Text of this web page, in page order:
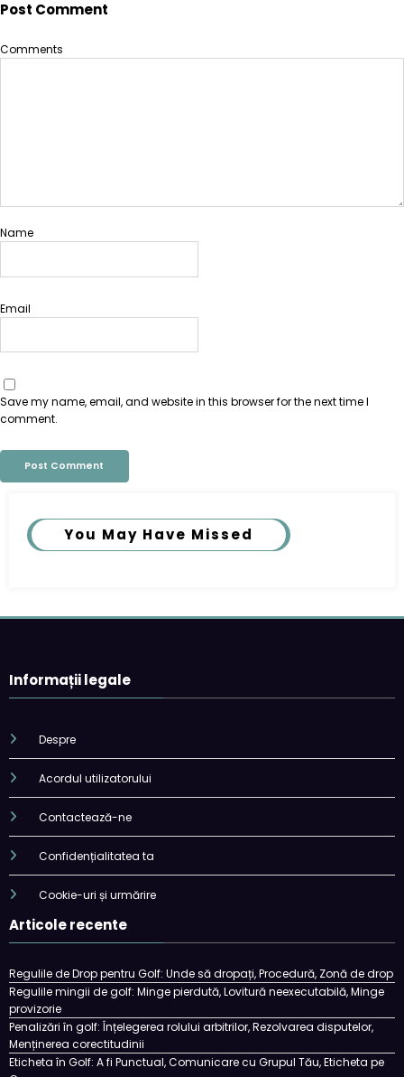
Post Comment
Comments
Name
Email
Save my name, email, and website in this browser for the next time I
comment.
You May Have Missed
Informații legale
Despre
Acordul utilizatorului
Contactează-ne
Confidențialitatea ta
Cookie-uri și urmărire
Articole recente
Regulile de Drop pentru Golf: Unde să dropați, Procedură, Zonă de drop
Regulile mingii de golf: Minge pierdută, Lovitură neexecutabilă, Minge
provizorie
Penalizări în golf: Înțelegerea rolului arbitrilor, Rezolvarea disputelor,
Menținerea corectitudinii
Eticheta în Golf: A fi Punctual, Comunicare cu Grupul Tău, Eticheta pe